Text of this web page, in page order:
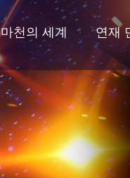
마천의 세계 연재